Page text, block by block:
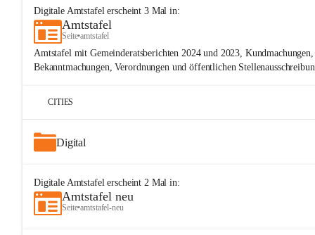
Digitale Amtstafelerscheint 3Mal in:
Amtstafel
Seite•amtstafel
Amtstafel mit Gemeinderatsberichten 2024 und 2023,
Bekanntmachungen, Verordnungen und öffentlichen
CITIES
Digital
Digitale Amtstafelerscheint 2Mal in:
Amtstafel neu
Seite•amtstafel-neu